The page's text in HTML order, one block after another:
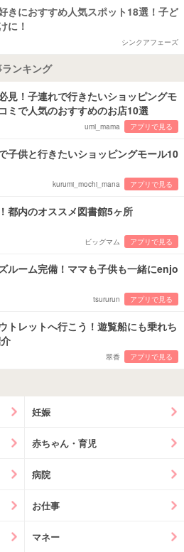
きにおすすめ人気スポット18選！子ど
に！
シンクアフェーズ
ランキング
見！子連れで行きたいショッピングモ
ミで人気のおすすめのお店10選
umi_mama アプリで見る
子供と行きたいショッピングモール10
kurumi_mochi_mana アプリで見る
都内のオススメ図書館5ヶ所
ビッグマム アプリで見る
ルーム完備！ママも子供も一緒にenjo
tsururun アプリで見る
トレットへ行こう！遊覧船にも乗れち
翠香 アプリで見る
妊娠
赤ちゃん・育児
病院
お仕事
マネー